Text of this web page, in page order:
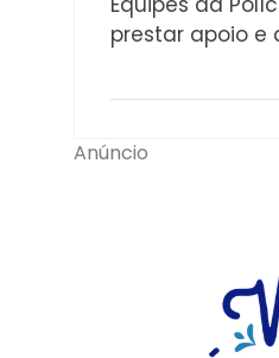
prestar apoio e
Anúncio